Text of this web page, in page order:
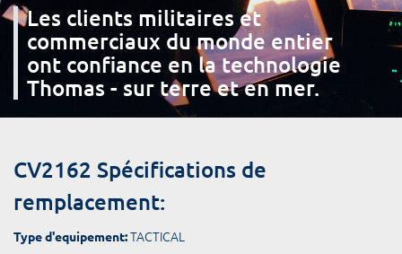
Les clients militaires et
commerciaux du monde entier
ont confiance en la technologie
Thomas - sur terre et en mer.
CV2162 Spécifications de
remplacement:
Type d'equipement:TACTICAL